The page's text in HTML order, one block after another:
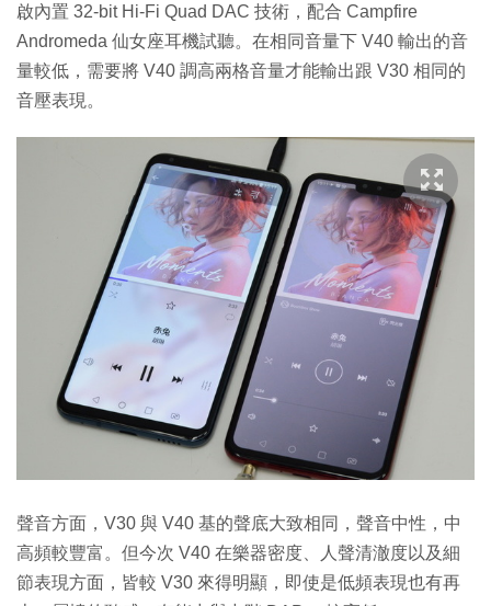
啟內置 32-bit Hi-Fi Quad DAC 技術，配合 Campfire
Andromeda 仙女座耳機試聽。在相同音量下 V40 輸出的音
量較低，需要將 V40 調高兩格音量才能輸出跟 V30 相同的
音壓表現。
聲音方面，V30 與 V40 基的聲底大致相同，聲音中性，中
高頻較豐富。但今次 V40 在樂器密度、人聲清澈度以及細
節表現方面，皆較 V30 來得明顯，即使是低頻表現也有再